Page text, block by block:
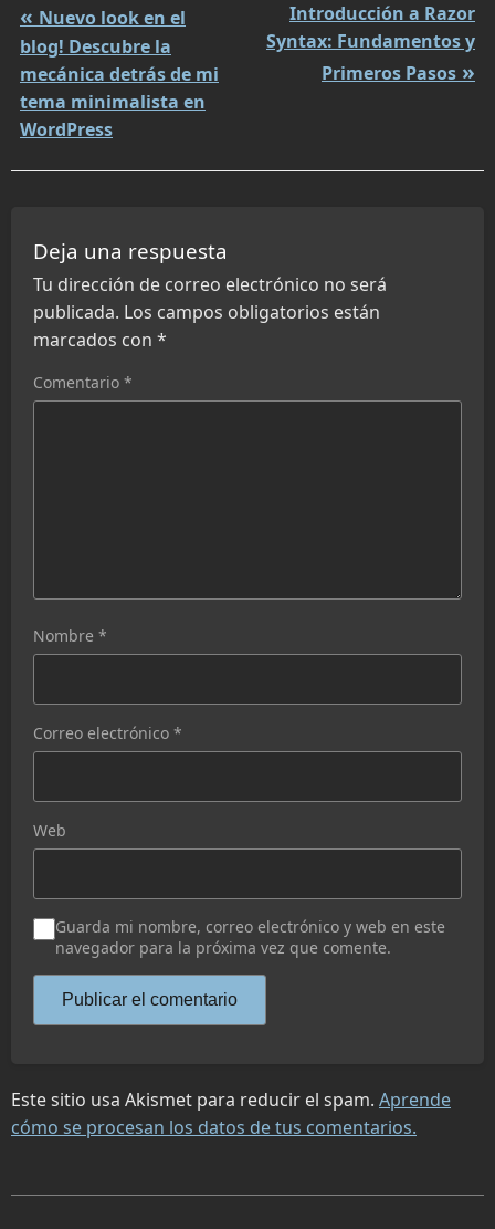
Nuevo look en el
blog! Descubre la
mecánica detrás de mi
tema minimalista en
WordPress
Introducción a Razor
Syntax: Fundamentos y
Primeros Pasos
Deja una respuesta
Tu dirección de correo electrónico no será
publicada. Los campos obligatorios están
marcados con *
Comentario *
Nombre *
Correo electrónico *
Web
Guarda mi nombre, correo electrónico y web en este
navegador para la próxima vez que comente.
Este sitio usa Akismet para reducir el spam. Aprende
cómo se procesan los datos de tus comentarios.